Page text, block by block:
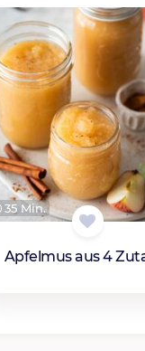
35 Min.
Apfelmus aus 4